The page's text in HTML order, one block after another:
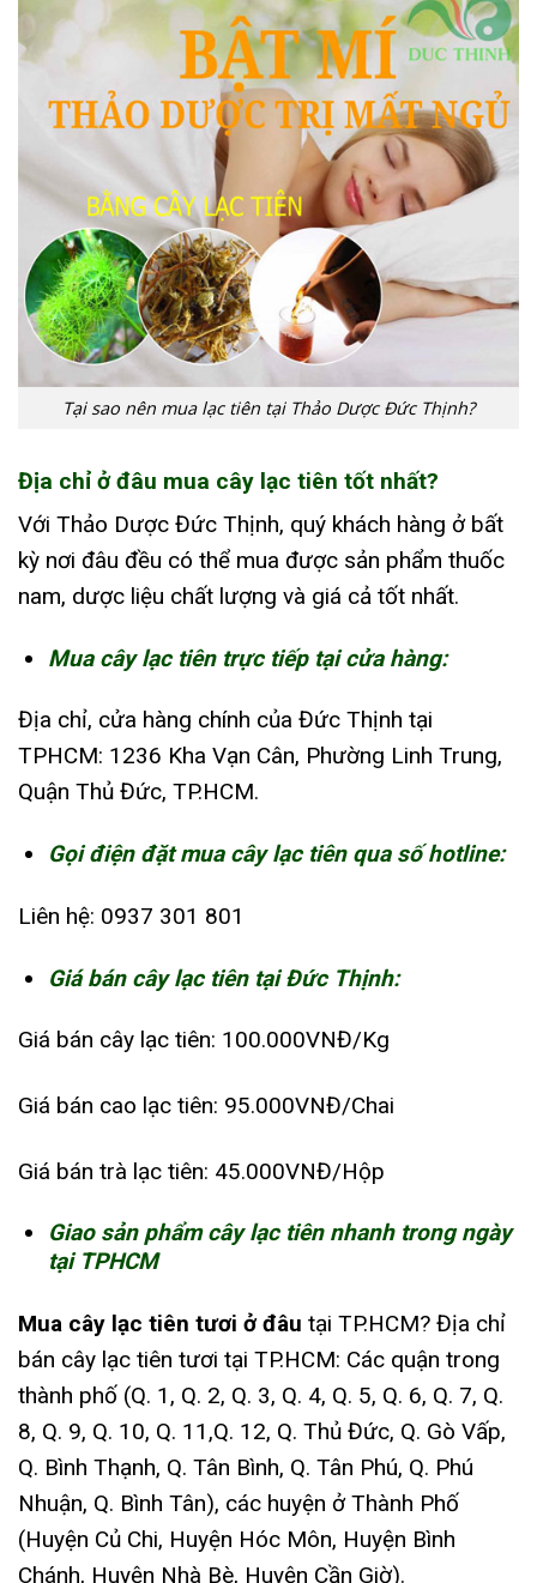
Tại sao nên mua lạc tiên tại Thảo Dược Đức Thịnh?
Địa chỉ ở đâu mua cây lạc tiên tốt nhất?
Với Thảo Dược Đức Thịnh, quý khách hàng ở bất
kỳ nơi đâu đều có thể mua được sản phẩm thuốc
nam, dược liệu chất lượng và giá cả tốt nhất.
Mua cây lạc tiên trực tiếp tại cửa hàng:
Địa chỉ, cửa hàng chính của Đức Thịnh tại
TPHCM: 1236 Kha Vạn Cân, Phường Linh Trung,
Quận Thủ Đức, TP.HCM.
Gọi điện đặt mua cây lạc tiên qua số hotline:
Liên hệ: 0937 301 801
Giá bán cây lạc tiên tại Đức Thịnh:
Giá bán cây lạc tiên: 100.000VNĐ/Kg
Giá bán cao lạc tiên: 95.000VNĐ/Chai
Giá bán trà lạc tiên: 45.000VNĐ/Hộp
Giao sản phẩm cây lạc tiên nhanh trong ngày
tại TPHCM
Mua cây lạc tiên tươi ở đâu tại TP.HCM? Địa chỉ
bán cây lạc tiên tươi tại TP.HCM: Các quận trong
thành phố (Q. 1, Q. 2, Q. 3, Q. 4, Q. 5, Q. 6, Q. 7, Q.
8, Q. 9, Q. 10, Q. 11,Q. 12, Q. Thủ Đức, Q. Gò Vấp,
Q. Bình Thạnh, Q. Tân Bình, Q. Tân Phú, Q. Phú
Nhuận, Q. Bình Tân), các huyện ở Thành Phố
(Huyện Củ Chi, Huyện Hóc Môn, Huyện Bình
Chánh, Huyện Nhà Bè, Huyện Cần Giờ).